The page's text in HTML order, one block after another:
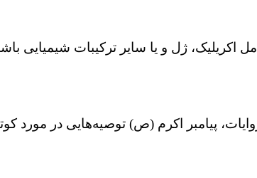
ژل و یا سایر ترکیبات شیمیایی
پیامبر اکرم (ص) توصیه‌هایی در مورد